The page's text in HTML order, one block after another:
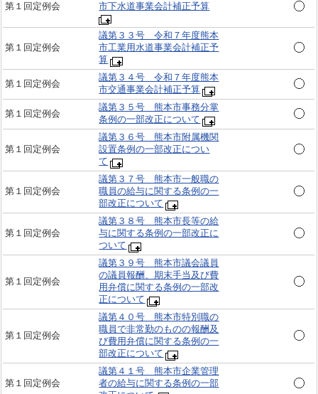
第１回定例会
市下水道事業会計補正予算
第１回定例会
議第３３号 令和７年度熊本
市工業用水道事業会計補正予
算
第１回定例会
議第３４号 令和７年度熊本
市交通事業会計補正予算
第１回定例会
議第３５号 熊本市事務分掌
条例の一部改正について
第１回定例会
議第３６号 熊本市附属機関
設置条例の一部改正につい
て
第１回定例会
議第３７号 熊本市一般職の
職員の給与に関する条例の一
部改正について
第１回定例会
議第３８号 熊本市長等の給
与に関する条例の一部改正に
ついて
第１回定例会
議第３９号 熊本市議会議員
の議員報酬、期末手当及び費
用弁償に関する条例の一部改
正について
第１回定例会
議第４０号 熊本市特別職の
職員で非常勤のものの報酬及
び費用弁償に関する条例の一
部改正について
第１回定例会
議第４１号 熊本市企業管理
者の給与に関する条例の一部